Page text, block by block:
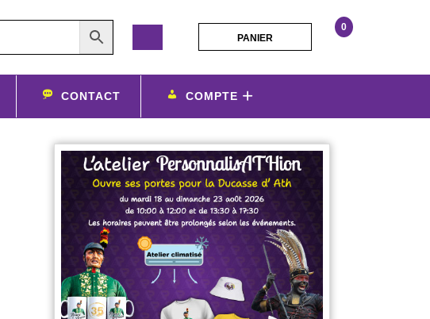
Laser
0
PANIER
CONTACT COMPTE